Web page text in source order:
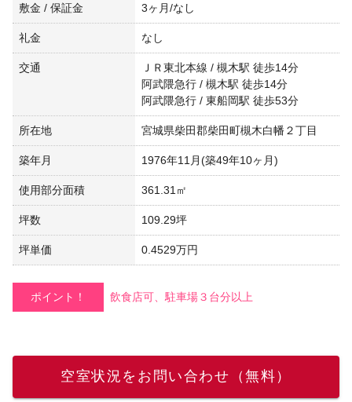
敷金 / 保証金 3ヶ月/なし
礼金 なし
交通
ＪＲ東北本線 / 槻木駅 徒歩14分
阿武隈急行 / 槻木駅 徒歩14分
阿武隈急行 / 東船岡駅 徒歩53分
所在地 宮城県柴田郡柴田町槻木白幡２丁目
築年月 1976年11月(築49年10ヶ月)
使用部分面積 361.31㎡
坪数 109.29坪
坪単価 0.4529万円
ポイント！ 飲食店可、駐車場３台分以上
空室状況をお問い合わせ（無料）